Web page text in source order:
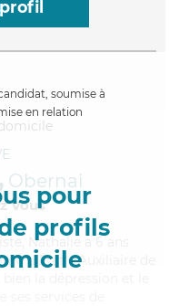
soumise à
en relation
pour
profils
Obernai
Vous
Nathalie a 6 ans
d'État d'Auxiliaire de